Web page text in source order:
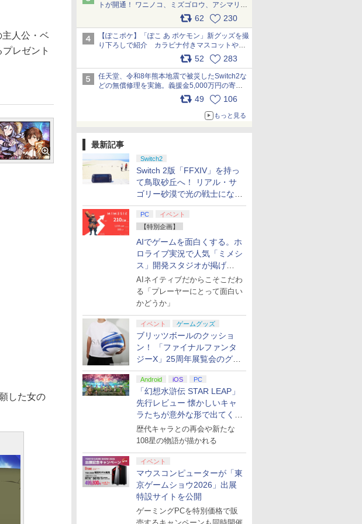
トが開通！ ワニノコ、ミズゴロウ、アシマリ登
場シーンをレポート pic.x.com/LDgEByVl6D
62 230
【ぽこポケ】「ぽこ あ ポケモン」新グッズを撮
り下ろしで紹介 カラビナ付きマスコットやス
52 283
任天堂、令和8年熊本地震で被災したSwitch2な
どの無償修理を実施。義援金5,000万円の寄付
も発表 pic.x.com/BAYsMfUfUC
49 106
もっと見る
最新記事
Switch2
Switch 2版「FFXIV」を持っ
て鳥取砂丘へ！ リアル・サ
ゴリー砂漠で光の戦士になっ
てみた
PC
イベント
【特別企画】
AIでゲームを面白くする。ホ
ロライブ実況で人気「ミメシ
ス」開発スタジオが掲げ
る“AI活用の信念”とは？【講
演レポート】
AIネイティブだからこそこだわ
る「プレーヤーにとって面白い
かどうか」
イベント ゲームグッズ
ブリッツボールのクッショ
ン！ 「ファイナルファンタ
ジーX」25周年展覧会のグッ
ズ情報が公開
Android iOS PC
「幻想水滸伝 STAR LEAP」
先行レビュー 懐かしいキャ
ラたちが意外な形で出てくる
シリーズ完全新作！
歴代キャラとの再会や新たな
108星の物語が描かれる
イベント
マウスコンピューターが「東
京ゲームショウ2026」出展
特設サイトを公開
ゲーミングPCを特別価格で販
人公・ベ
レゼント
した女の